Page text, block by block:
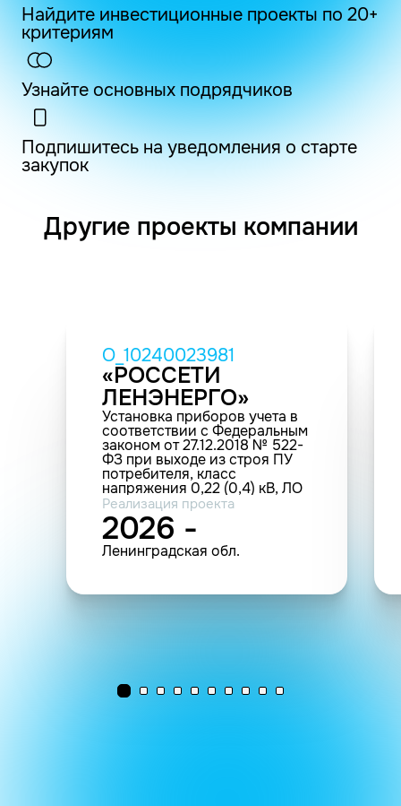
Найдите инвестиционные проекты по 20+
критериям
Узнайте основных подрядчиков
Подпишитесь на уведомления о старте
закупок
Другие проекты компании
O_10240023981
«РОССЕТИ
ЛЕНЭНЕРГО»
Установка приборов учета в
соответствии с Федеральным
законом от 27.12.2018 № 522-
ФЗ при выходе из строя ПУ
потребителя, класс
напряжения 0,22 (0,4) кВ, ЛО
(8 709 точек учета)
Реализация проекта
2026 -
Ленинградская обл.